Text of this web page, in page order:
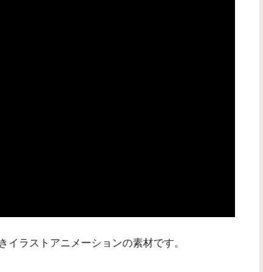
ラストアニメーションの素材です。